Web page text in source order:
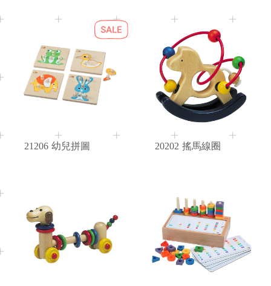
Age
2+
21206 幼兒拼圖
Age
10M+
20202 搖馬線圈
Age
10M+ Age
3+